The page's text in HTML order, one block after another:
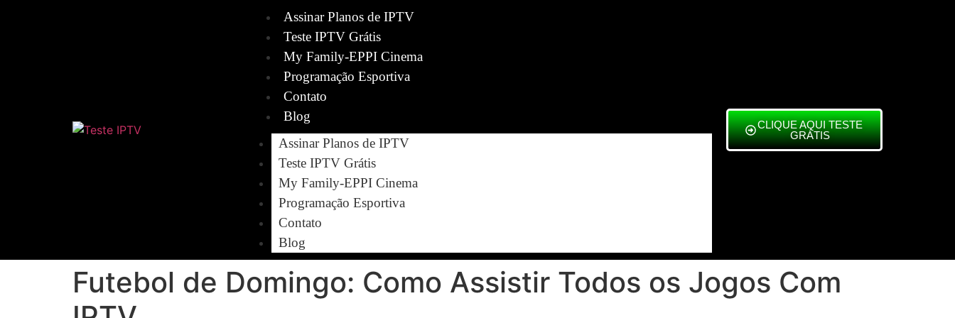
Assinar Planos de IPTV
Teste IPTV Grátis
My Family-EPPI Cinema
Programação Esportiva
Contato
Blog
Assinar Planos de IPTV
Teste IPTV Grátis
My Family-EPPI Cinema
Programação Esportiva
Contato
Blog
CLIQUE AQUI TESTE
GRÁTIS
Futebol de Domingo: Como Assistir Todos os Jogos Com